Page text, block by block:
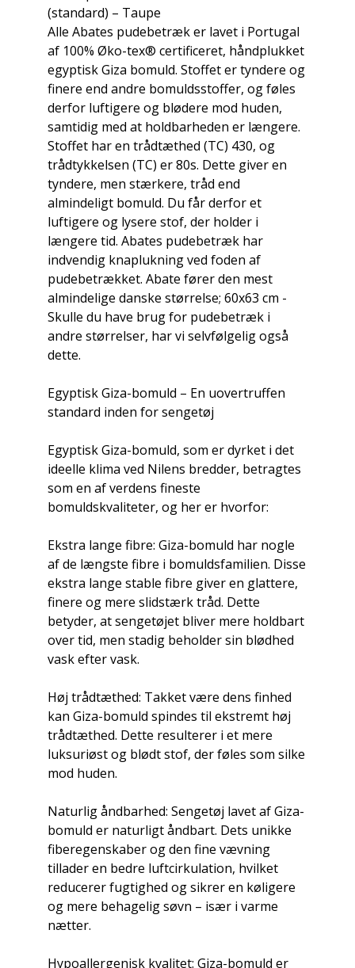
(standard) – Taupe
Alle Abates pudebetræk er lavet i Portugal
af 100% Øko-tex® certificeret, håndplukket
egyptisk Giza bomuld. Stoffet er tyndere og
finere end andre bomuldsstoffer, og føles
derfor luftigere og blødere mod huden,
samtidig med at holdbarheden er længere.
Stoffet har en trådtæthed (TC) 430, og
trådtykkelsen (TC) er 80s. Dette giver en
tyndere, men stærkere, tråd end
almindeligt bomuld. Du får derfor et
luftigere og lysere stof, der holder i
længere tid. Abates pudebetræk har
indvendig knaplukning ved foden af
pudebetrækket. Abate fører den mest
almindelige danske størrelse; 60x63 cm -
Skulle du have brug for pudebetræk i
andre størrelser, har vi selvfølgelig også
dette.
Egyptisk Giza-bomuld – En uovertruffen
standard inden for sengetøj
Egyptisk Giza-bomuld, som er dyrket i det
ideelle klima ved Nilens bredder, betragtes
som en af verdens fineste
bomuldskvaliteter, og her er hvorfor:
Ekstra lange fibre: Giza-bomuld har nogle
af de længste fibre i bomuldsfamilien. Disse
ekstra lange stable fibre giver en glattere,
finere og mere slidstærk tråd. Dette
betyder, at sengetøjet bliver mere holdbart
over tid, men stadig beholder sin blødhed
vask efter vask.
Høj trådtæthed: Takket være dens finhed
kan Giza-bomuld spindes til ekstremt høj
trådtæthed. Dette resulterer i et mere
luksuriøst og blødt stof, der føles som silke
mod huden.
Naturlig åndbarhed: Sengetøj lavet af Giza-
bomuld er naturligt åndbart. Dets unikke
fiberegenskaber og den fine vævning
tillader en bedre luftcirkulation, hvilket
reducerer fugtighed og sikrer en køligere
og mere behagelig søvn – især i varme
nætter.
Hypoallergenisk kvalitet: Giza-bomuld er